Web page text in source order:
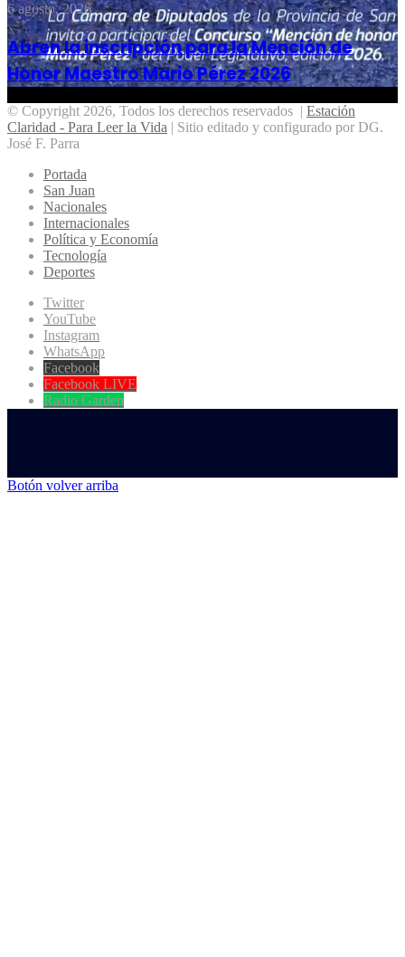
6 agosto, 2026
Abren la inscripción para la Mención de
Honor Maestro Mario Pérez 2026
© Copyright 2026, Todos los derechos reservados | Estación
Claridad - Para Leer la Vida | Sitio editado y configurado por DG.
José F. Parra
Portada
San Juan
Nacionales
Internacionales
Política y Economía
Tecnología
Deportes
Twitter
YouTube
Instagram
WhatsApp
Facebook
Facebook LIVE
Radio Garden
Botón volver arriba